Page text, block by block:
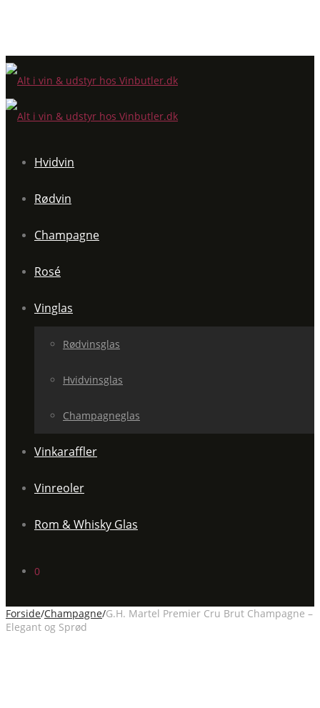
Hvidvin
Rødvin
Champagne
Rosé
Vinglas
Rødvinsglas
Hvidvinsglas
Champagneglas
Vinkaraffler
Vinreoler
Rom & Whisky Glas
0
Forside/Champagne/G.H. Martel Premier Cru Brut Champagne –
Elegant og Sprød